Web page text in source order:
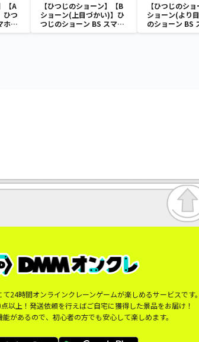
【A
ひつ
ホシ
【ひつじのショーン】【B
ショーン(上目づかい)】ひ
つじのショーン BS スマホ
ショーンルダー
【ひつじのシ
ショーン(より
のショーン BS
ーンルダー
て24時間オンラインクレーンゲームが楽しめるサービスです
以上！発送依頼を行えばご自宅に獲得した景品をお届け！
があるので、初心者の方でも安心して楽しめます。